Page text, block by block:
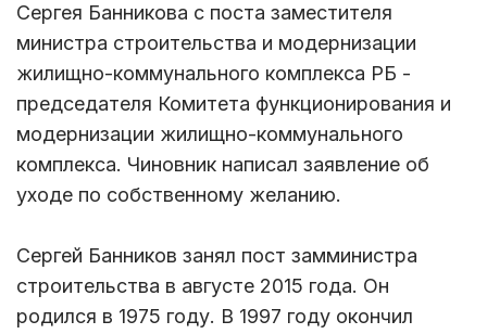
Сергея Банникова с поста заместителя
министра строительства и модернизации
жилищно-коммунального комплекса РБ -
председателя Комитета функционирования и
модернизации жилищно-коммунального
комплекса. Чиновник написал заявление об
уходе по собственному желанию.
Сергей Банников занял пост замминистра
строительства в августе 2015 года. Он
родился в 1975 году. В 1997 году окончил